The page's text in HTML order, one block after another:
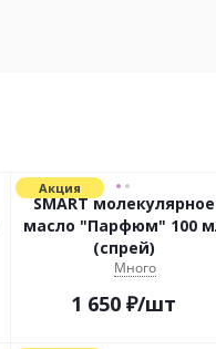
Акция
SMART молекулярное
масло "Парфюм" 100
(спрей)
Много
1 650 ₽/шт